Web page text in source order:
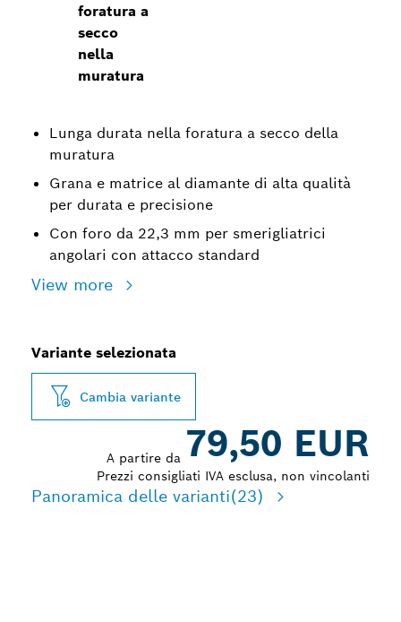
foratura a
secco
nella
muratura
Lunga durata nella foratura a secco della
muratura
Grana e matrice al diamante di alta qualità
per durata e precisione
Con foro da 22,3 mm per smerigliatrici
angolari con attacco standard
View more
Variante selezionata
Cambia variante
A partire da 79,50 EUR
Prezzi consigliati IVA esclusa, non vincolanti
Panoramica delle varianti(23)